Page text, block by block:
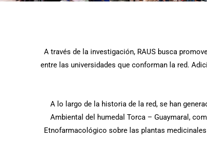
A través de la investigación, RAUS busca
entre las universidades que conforman la red.
A lo largo de la historia de la red, se han
Ambiental del humedal Torca – Guaymaral,
Etnofarmacológico sobre las plantas